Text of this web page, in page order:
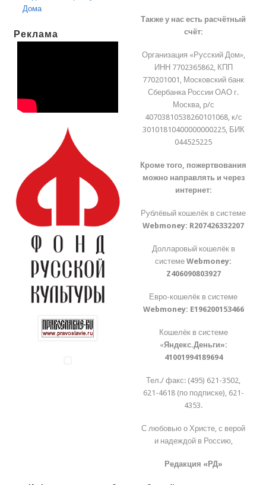
Дома
Реклама
Также у нас есть расчётный
счёт:
Организация «Русский Дом»,
ИНН 7702365862, КПП
770201001, Московский банк
Сбербанка России ОАО г.
Москва, р/с
40703810538260101068, к/с
30101810400000000225, БИК
044525225
Кроме того, пожертвования
можно направлять и через
интернет:
Рублёвый кошелёк в системе
Webmoney: R207426332207
Долларовый кошелёк в
системеWebmoney:
Z406090803927
Евро-кошелёк в системе
Webmoney: E196200153466
Кошелёк в системе
«Яндекс.Деньги»:
41001994189694
Тел./ факс: (495) 621-3502,
621-4618 (по подписке), 621-
4353.
С любовью о Христе, с верой
и надеждой в Россию,
Редакция «РД»